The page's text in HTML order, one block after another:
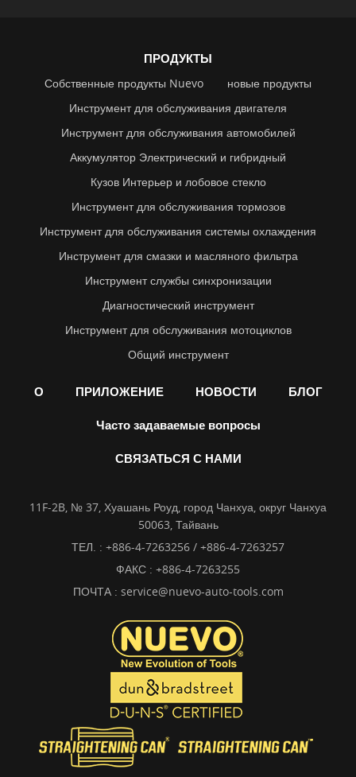
ПРОДУКТЫ
Собственные продукты Nuevo
новые продукты
Инструмент для обслуживания двигателя
Инструмент для обслуживания автомобилей
Аккумулятор Электрический и гибридный
Кузов Интерьер и лобовое стекло
Инструмент для обслуживания тормозов
Инструмент для обслуживания системы охлаждения
Инструмент для смазки и масляного фильтра
Инструмент службы синхронизации
Диагностический инструмент
Инструмент для обслуживания мотоциклов
Общий инструмент
О ПРИЛОЖЕНИЕ НОВОСТИ БЛОГ
Часто задаваемые вопросы
СВЯЗАТЬСЯ С НАМИ
11F-2B, № 37, Хуашань Роуд, город Чанхуа, округ Чанхуа
50063, Тайвань
ТЕЛ. : +886-4-7263256 / +886-4-7263257
ФАКС : +886-4-7263255
ПОЧТА : service@nuevo-auto-tools.com